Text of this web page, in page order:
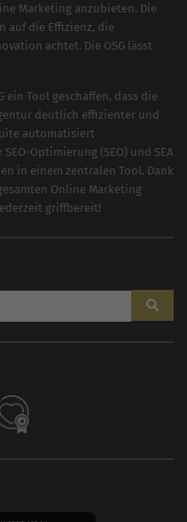
Marketing anzubieten. Die
auf die Effizienz, die
achtet. Die OSG lässt
ein Tool geschaffen, dass die
deutlich effizienter und
automatisiert
SEO-Optimierung (SEO) und SEA
in einem zentralen Tool. Dank
Online Marketing
griffbereit!